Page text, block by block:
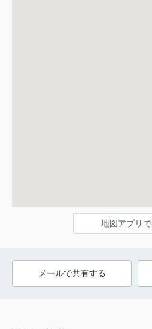
地図アプリ
メールで共有する